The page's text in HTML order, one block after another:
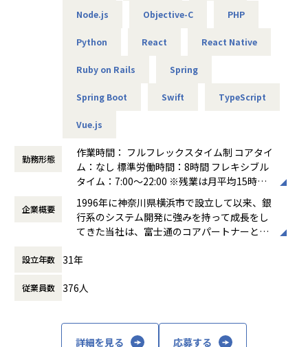
・技術調査及び検討（顧客提案の為）
・基本設計以降の設計業務全般
・実装～テスト
・会社の定める業務
【開発スタイルなど】
に応じて、
ウォーターフォール/アジャイルの開発手法を柔軟に選択。
フロントエンド/バックエンド/モバイルと横断的に開発に従
事したり、クラウド領域に特化して
基盤構築を担当したりなどを各自の能力・志向に合わせて柔
軟にチーム体制を作っています。
▼当社ではご本人の希望を尊重！
トを優先してアサイン。
▼育成支援制度の充実！
Node.js Objective-C PHP
Python React React Native
Ruby on Rails Spring
Spring Boot Swift TypeScript
Vue.js
勤務形態
作業時間： フルフレックスタイム制 コアタイ
ム：なし 標準労働時間：8時間 フレキシブル
タイム：7:00～22:00 ※残業は月平均15時間
程度です ※プロジェクト、繁忙期に応じて勤
務時間が多少異なります ※少数（2％程度）
ですが、派遣契約のプロジェクトもあり、そ
の際はフルフレックスの対象社員から外れる
形になります。派遣終了後に再度、フルフレ
ックス適応になります。
働き方：
時間外労働の有無： 有（月平均14時間）
企業概要
1996年に神奈川県横浜市で設立して以来、銀
行系のシステム開発に強みを持って成長をし
てきた当社は、富士通のコアパートナーとし
数参画してきました。そこで得たノウハウを
ートなシステム・サービスのご提供をするた
技術の適用・R&D（研究開発）に力を注いで
設立年数 31年
従業員数 376人
詳細を見る 応募する